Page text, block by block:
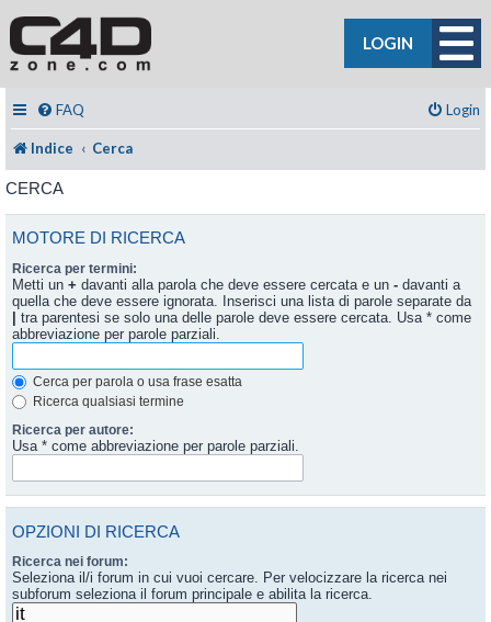
LOGIN
FAQ Login
Indice Cerca
CERCA
MOTORE DI RICERCA
Ricerca per termini:
Metti un + davanti alla parola che deve essere cercata e un - davanti a
quella che deve essere ignorata. Inserisci una lista di parole separate da
| tra parentesi se solo una delle parole deve essere cercata. Usa * come
abbreviazione per parole parziali.
Cerca per parola o usa frase esatta
Ricerca qualsiasi termine
Ricerca per autore:
Usa * come abbreviazione per parole parziali.
OPZIONI DI RICERCA
Ricerca nei forum:
Seleziona il/i forum in cui vuoi cercare. Per velocizzare la ricerca nei
subforum seleziona il forum principale e abilita la ricerca.